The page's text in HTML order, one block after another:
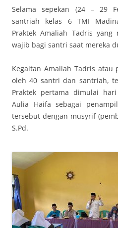
Selama sepekan (24 – 29
santriah kelas 6 TMI
Praktek Amaliah Tadris yang
wajib bagi santri saat mereka
Kegaitan Amaliah Tadris
oleh 40 santri dan santriah,
Praktek pertama dimulai
Aulia Haifa sebagai
tersebut dengan musyrif
S.Pd.